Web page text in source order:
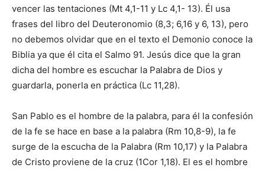
vencer las tentaciones (Mt 4,1-11 y Lc 4,1- 13). Él usa
frases del libro del Deuteronomio (8,3; 6,16 y 6, 13), pero
no debemos olvidar que en el texto el Demonio conoce la
Biblia ya que él cita el Salmo 91. Jesús dice que la gran
dicha del hombre es escuchar la Palabra de Dios y
guardarla, ­ponerla en práctica (Lc 11,28).
San Pablo es el hombre de la palabra, para él la confesión
de la fe se hace en base a la ­palabra (Rm 10,8-9), la fe
surge de la escucha de la Palabra (Rm 10,17) y la Palabra
de Cristo proviene de la cruz (1Cor 1,18). El es el hombre